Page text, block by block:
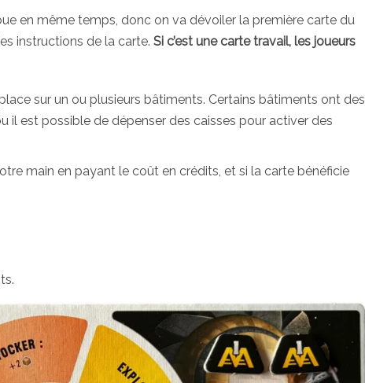
en même temps, donc on va dévoiler la première carte du
instructions de la carte. Si c’est une carte travail, les joueurs
sur un ou plusieurs bâtiments. Certains bâtiments ont des
il est possible de dépenser des caisses pour activer des
main en payant le coût en crédits, et si la carte bénéficie